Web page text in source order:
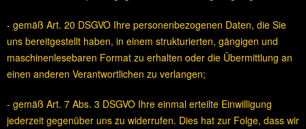
- gemäß Art. 20 DSGVO Ihre personenbezogenen Daten, die Sie
uns bereitgestellt haben, in einem strukturierten, gängigen und
maschinenlesebaren Format zu erhalten oder die Übermittlung an
einen anderen Verantwortlichen zu verlangen;
- gemäß Art. 7 Abs. 3 DSGVO Ihre einmal erteilte Einwilligung
jederzeit gegenüber uns zu widerrufen. Dies hat zur Folge, dass wir